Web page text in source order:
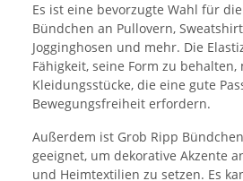
Es ist eine bevorzugte Wahl für
Bündchen an Pullovern,
Jogginghosen und mehr. Die
Fähigkeit, seine Form zu
Kleidungsstücke, die eine gute
Bewegungsfreiheit erfordern.
Außerdem ist Grob Ripp
geeignet, um dekorative Akzente
und Heimtextilien zu setzen. Es